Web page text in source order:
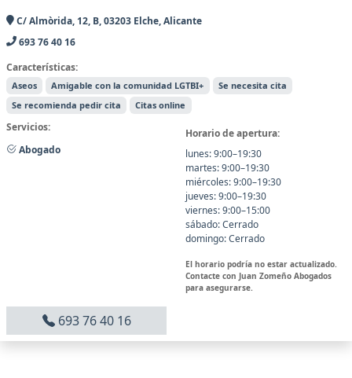
C/ Almòrida, 12, B, 03203 Elche, Alicante
693 76 40 16
Características:
Aseos Amigable con la comunidad LGTBI+
Se necesita cita
Se recomienda pedir cita
Citas online
Servicios:
Abogado
Horario de apertura:
lunes: 9:00–19:30
martes: 9:00–19:30
miércoles: 9:00–19:30
jueves: 9:00–19:30
viernes: 9:00–15:00
sábado: Cerrado
domingo: Cerrado
El horario podría no estar actualizado.
Contacte con Juan Zomeño Abogados
para asegurarse.
693 76 40 16